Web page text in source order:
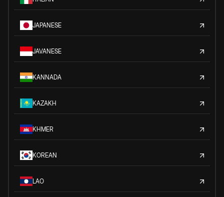
JAPANESE
JAVANESE
KANNADA
KAZAKH
KHMER
KOREAN
LAO